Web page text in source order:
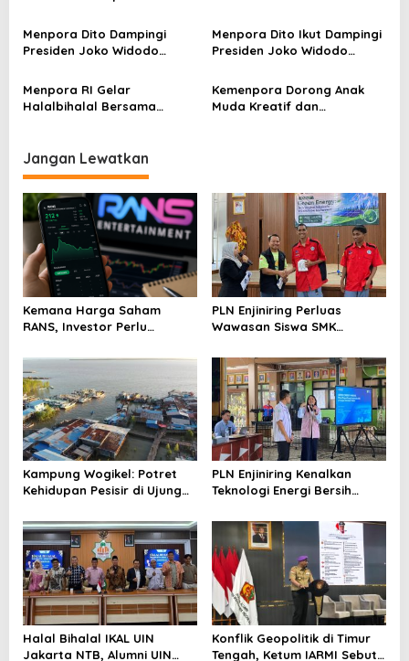
s
Atas Dukungan Penuhnya
Peningkatan
Menpora Dito Dampingi
Presiden Joko Widodo
Timnas Indonesia Kontra
Filipina
Menpora Dito Ikut Dampingi
Presiden Joko Widodo
Timnas Indonesia Kontra
Irak
Menpora RI Gelar
Halalbihalal Bersama
Kemenpora Dorong Anak
Muda Kreatif dan
Jangan Lewatkan
Kemana Harga Saham
RANS, Investor Perlu
Menghindari Spekulasi
Berlebihan
PLN Enjiniring Perluas
Wawasan Siswa SMK
Perubahan Iklim
Kampung Wogikel: Potret
Kehidupan Pesisir di Ujung
Bertahan di Tengah
Keterbatasan
PLN Enjiniring Kenalkan
Teknologi Energi Bersih
Halal Bihalal IKAL UIN
Jakarta NTB, Alumni UIN
Konflik Geopolitik di Timur
Tengah, Ketum IARMI Sebut